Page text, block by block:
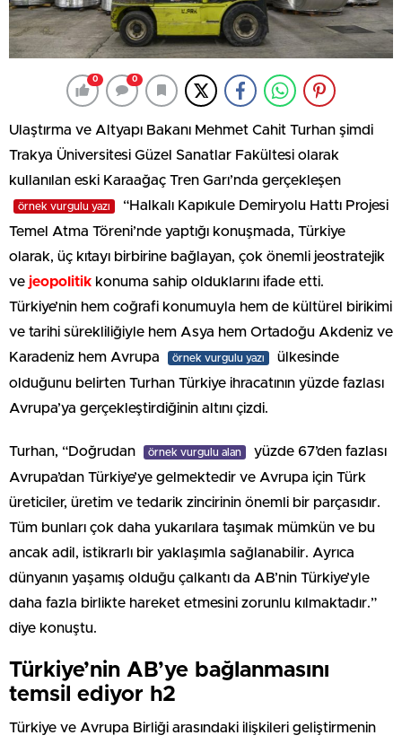
0 0
Ulaştırma ve Altyapı Bakanı Mehmet Cahit Turhan şimdi
Trakya Üniversitesi Güzel Sanatlar Fakültesi olarak
kullanılan eski Karaağaç Tren Garı’nda gerçekleşen
örnek vurgulu yazı
“Halkalı Kapıkule Demiryolu Hattı Projesi
Temel Atma Töreni’nde yaptığı konuşmada, Türkiye
olarak, üç kıtayı birbirine bağlayan, çok önemli jeostratejik
ve jeopolitik konuma sahip olduklarını ifade etti.
Türkiye’nin hem coğrafi konumuyla hem de kültürel birikimi
ve tarihi sürekliliğiyle hem Asya hem Ortadoğu Akdeniz ve
Karadeniz hem Avrupa
örnek vurgulu yazı
ülkesinde
olduğunu belirten Turhan Türkiye ihracatının yüzde fazlası
Avrupa’ya gerçekleştirdiğinin altını çizdi.
Turhan, “Doğrudan örnek vurgulu alan
yüzde 67’den fazlası
Avrupa’dan Türkiye’ye gelmektedir ve Avrupa için Türk
üreticiler, üretim ve tedarik zincirinin önemli bir parçasıdır.
Tüm bunları çok daha yukarılara taşımak mümkün ve bu
ancak adil, istikrarlı bir yaklaşımla sağlanabilir. Ayrıca
dünyanın yaşamış olduğu çalkantı da AB’nin Türkiye’yle
daha fazla birlikte hareket etmesini zorunlu kılmaktadır.”
diye konuştu.
Türkiye’nin AB’ye bağlanmasını
temsil ediyor h2
Türkiye ve Avrupa Birliği arasındaki ilişkileri geliştirmenin